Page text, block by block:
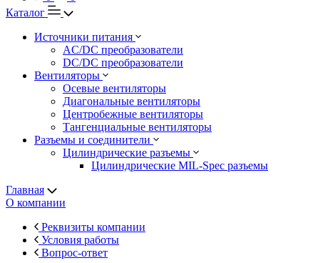
Каталог
Источники питания
AC/DC преобразователи
DC/DC преобразователи
Вентиляторы
Осевые вентиляторы
Диагональные вентиляторы
Центробежные вентиляторы
Тангенциальные вентиляторы
Разъемы и соединители
Цилиндрические разъемы
Цилиндрические MIL-Spec разъемы
Главная
О компании
Реквизиты компании
Условия работы
Вопрос-ответ